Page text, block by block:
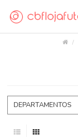
DEPARTAMENTOS